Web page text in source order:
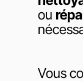
ou
Vous